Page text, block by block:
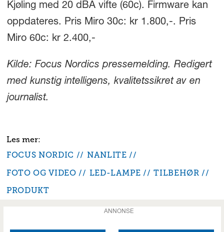
Kjøling med 20 dBA vifte (60c). Firmware kan
oppdateres. Pris Miro 30c: kr 1.800,-. Pris
Miro 60c: kr 2.400,-
Kilde: Focus Nordics pressemelding. Redigert
med kunstig intelligens, kvalitetssikret av en
journalist.
FOCUS NORDIC
NANLITE
FOTO OG VIDEO
LED-LAMPE
TILBEHØR
PRODUKT
ANNONSE